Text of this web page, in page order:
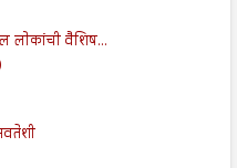
लोकांची वैशिष...